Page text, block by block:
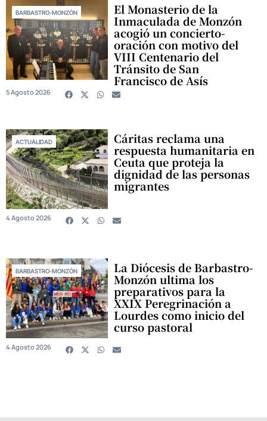
BARBASTRO-MONZÓN El Monasterio de la
Inmaculada de Monzón
acogió un concierto-
oración con motivo del
VIII Centenario del
Tránsito de San
Francisco de Asís
5 Agosto 2026
ACTUALIDAD Cáritas reclama una
respuesta humanitaria en
Ceuta que proteja la
dignidad de las personas
migrantes
4 Agosto 2026
BARBASTRO-MONZÓN La Diócesis de Barbastro-
Monzón ultima los
preparativos para la
XXIX Peregrinación a
Lourdes como inicio del
curso pastoral
4 Agosto 2026